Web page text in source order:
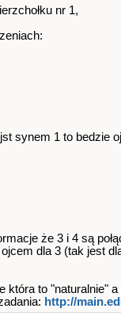
nr 1,
synem 1 to bedzie
że 3 i 4 są
dla 3 (tak jest
która to
http://